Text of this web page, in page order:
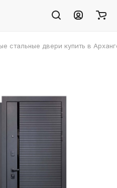
стальные двери купить в